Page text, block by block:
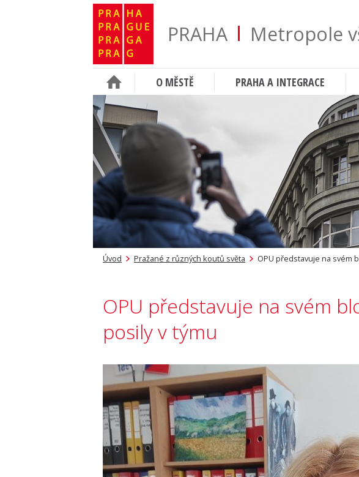
PRAHA Metropole
O MĚSTĚ PRAHA A INTEGRACE
Úvod Pražané z různých koutů světa OPU představuje na svém
OPU představuje na svém
posily v týmu